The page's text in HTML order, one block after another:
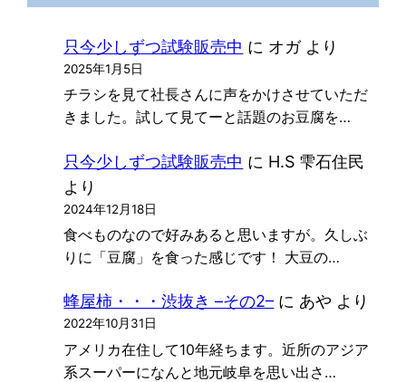
只今少しずつ試験販売中 に オガより
2025年1月5日
チラシを見て社長さんに声をかけさせていただ
きました。試して見てーと話題のお豆腐を…
只今少しずつ試験販売中 に H.S 雫石住民
より
2024年12月18日
食べものなので好みあると思いますが。久しぶ
りに「豆腐」を食った感じです！ 大豆の…
蜂屋柿・・・渋抜き –その2– に あや より
2022年10月31日
アメリカ在住して10年経ちます。近所のアジア
系スーパーになんと地元岐阜を思い出さ…